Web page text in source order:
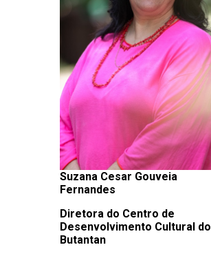
Suzana Cesar Gouveia
Fernandes
Diretora do Centro de
Desenvolvimento Cultural do
Butantan